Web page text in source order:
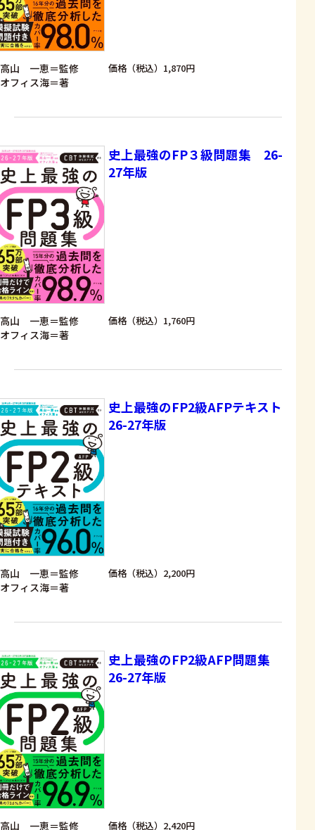
高山 一恵＝監修
オフィス海＝著
価格（税込）1,870円
史上最強のFP３級問題集 26-
27年版
高山 一恵＝監修
オフィス海＝著
価格（税込）1,760円
史上最強のFP2級AFPテキスト
26-27年版
高山 一恵＝監修
オフィス海＝著
価格（税込）2,200円
史上最強のFP2級AFP問題集
26-27年版
高山 一恵＝監修 価格（税込）2,420円